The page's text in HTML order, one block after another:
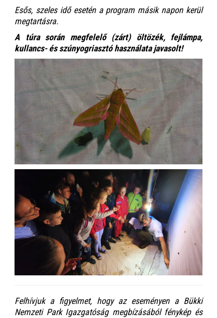
Esős, szeles idő esetén a program másik napon kerül
megtartásra.
A túra során megfelelő (zárt) öltözék, fejlámpa,
kullancs- és szúnyogriasztó használata javasolt!
Felhívjuk a figyelmet, hogy az eseményen a Bükki
Nemzeti Park Igazgatóság megbízásából fénykép és